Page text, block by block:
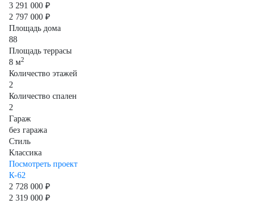
3 291 000 ₽
2 797 000 ₽
Площадь дома
88
Площадь террасы
8 м2
Количество этажей
2
Количество спален
2
Гараж
без гаража
Стиль
Классика
Посмотреть проект
К-62
2 728 000 ₽
2 319 000 ₽